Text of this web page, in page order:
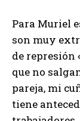
Para Muriel
son muy
de represión
que no
pareja, mi
tiene